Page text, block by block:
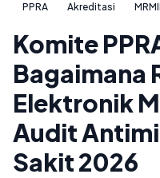
PPRA Akreditasi
Komite
Bagaimana
Elektronik
Audit
Sakit 2026